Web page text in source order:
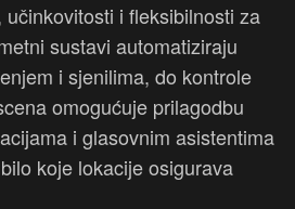
i fleksibilnosti za
sustavi automatiziraju
i sjenilima, do kontrole
omogućuje prilagodbu
i glasovnim asistentima
koje lokacije osigurava